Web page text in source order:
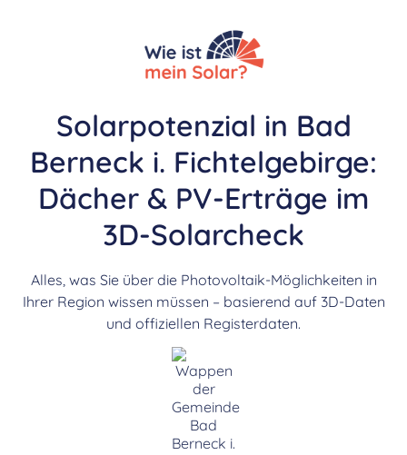
Solarpotenzial in Bad
Berneck i. Fichtelgebirge:
Dächer & PV-Erträge im
3D-Solarcheck
Alles, was Sie über die Photovoltaik-Möglichkeiten in
Ihrer Region wissen müssen – basierend auf 3D-Daten
und offiziellen Registerdaten.